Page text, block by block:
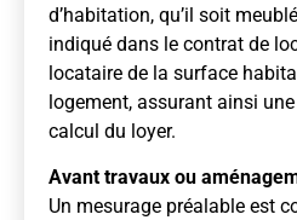
d’habitation, qu’il soit
indiqué dans le contrat de
locataire de la surface
logement, assurant ainsi
calcul du loyer.
Avant travaux ou
Un mesurage préalable est